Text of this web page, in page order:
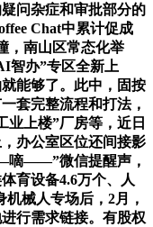
问杂症和审批部分的
Chat中累计促成
，南山区常态化举
智办”专区全新上
能够了。此中，固按
套完整流程和打法，
业上楼”厂房等，近日
办公室区位还间接影
嘀——”微信提醒声，
育设备4.6万个、人
械人专场后，2月，
行需求链接。有股权